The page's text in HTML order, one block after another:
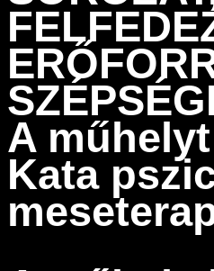
A
Kata